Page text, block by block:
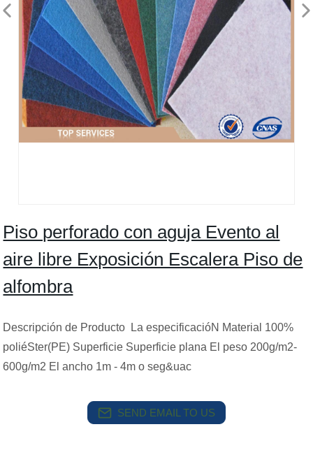
Piso perforado con aguja Evento al
aire libre Exposición Escalera Piso de
alfombra
Descripción de Producto La especificacióN Material 100%
poliéSter(PE) Superficie Superficie plana El peso 200g/m2-
600g/m2 El ancho 1m - 4m o seg&uac
SEND EMAIL TO US